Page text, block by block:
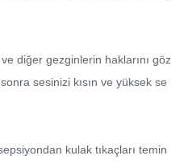
diğer gezginlerin haklarını göz
sesinizi kısın ve yüksek se
kulak tıkaçları temin